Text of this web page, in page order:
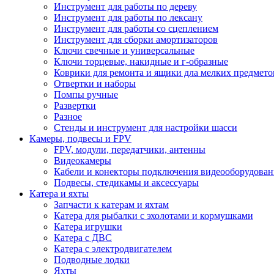
Инструмент для работы по дереву
Инструмент для работы по лексану
Инструмент для работы со сцеплением
Инструмент для сборки амортизаторов
Ключи свечные и универсальные
Ключи торцевые, накидные и г-образные
Коврики для ремонта и ящики дла мелких
Отвертки и наборы
Помпы ручные
Развертки
Разное
Стенды и инструмент для настройки шасси
Камеры, подвесы и FPV
FPV, модули, передатчики, антенны
Видеокамеры
Кабели и конекторы подключения
Подвесы, стедикамы и аксессуары
Катера и яхты
Запчасти к катерам и яхтам
Катера для рыбалки с эхолотами и кормушками
Катера игрушки
Катера с ДВС
Катера с электродвигателем
Подводные лодки
Яхты